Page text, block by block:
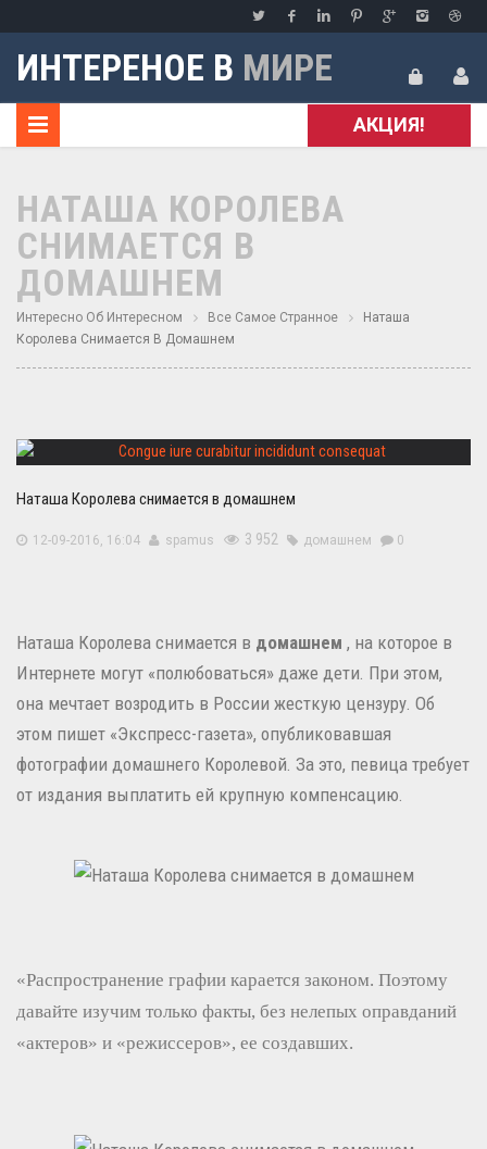
ИНТЕРЕНОЕ В МИРЕ
АКЦИЯ!
НАТАША КОРОЛЕВА
СНИМАЕТСЯ В
ДОМАШНЕМ
Интересно Об Интересном Все Самое Странное
Наташа
Королева Снимается В Домашнем
Наташа Королева снимается в домашнем
12-09-2016, 16:04 spamus 3 952 домашнем 0
Наташа Королева снимается в домашнем , на которое в
Интернете могут «полюбоваться» даже дети. При этом,
она мечтает возродить в России жесткую цензуру. Об
этом пишет «Экспресс-газета», опубликовавшая
фотографии домашнего Королевой. За это, певица требует
от издания выплатить ей крупную компенсацию.
«Распространение графии карается законом. Поэтому
давайте изучим только факты, без нелепых оправданий
«актеров» и «режиссеров», ее создавших.